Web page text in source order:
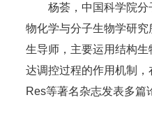
杨荟，中国科学院分
物化学与分子生物学研
生导师，主要运用结构
达调控过程的作用机制，
Res等著名杂志发表多篇